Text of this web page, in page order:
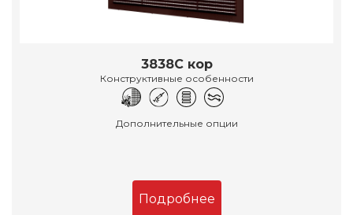
3838С кор
Конструктивные особенности
Дополнительные опции
Подробнее